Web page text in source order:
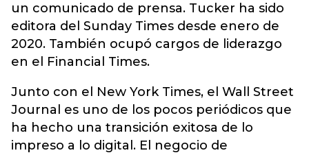
un comunicado de prensa. Tucker ha sido
editora del Sunday Times desde enero de
2020. También ocupó cargos de liderazgo
en el Financial Times.
Junto con el New York Times, el Wall Street
Journal es uno de los pocos periódicos que
ha hecho una transición exitosa de lo
impreso a lo digital. El negocio de